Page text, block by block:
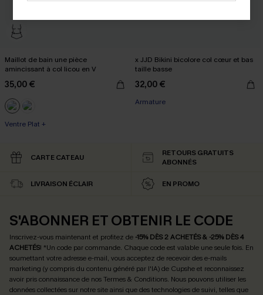
Maillot de bain une pièce
amincissant à col licou en V
35,00 €
Ventre Plat +
x JJD Bikini bicolore col cœur et bas
taille basse
32,00 €
Armature
CARTE CATEAU
RETOURS GRATUITS
ABONNÉS
LIVRAISON ÉCLAIR EN PROMO
S'ABONNER ET OBTENIR LE CODE
Inscrivez-vous maintenant et profitez de -15% DÈS 2 ACHETÉS & -25% DÈS 4
ACHETÉS! *Un code par commande. Chaque code est valable une seule fois. En
soumettant votre adresse e-mail, vous acceptez de recevoir des e-mails
marketing (y compris du contenu généré par l'IA) de Cupshe et reconnaissez
avoir pris connaissance de nosTermes & Conditions. Nous pouvons utiliser les
données collectées sur notre site ainsi que des technologies de suivi, telles que